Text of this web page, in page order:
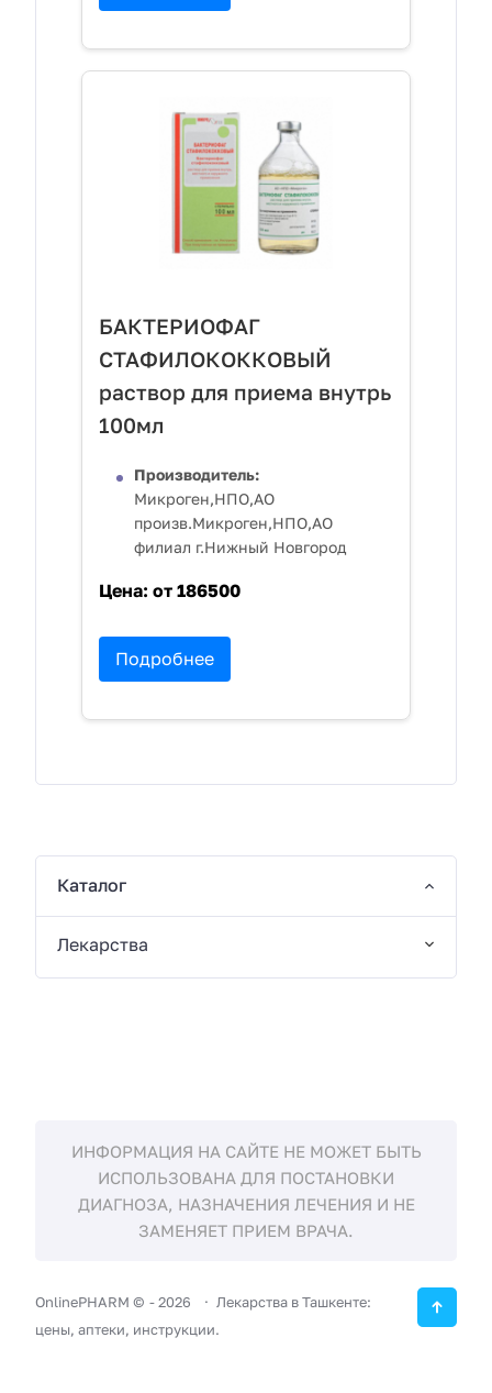
БАКТЕРИОФАГ
СТАФИЛОКОККОВЫЙ
раствор для приема внутрь
100мл
Производитель:
Микроген,НПО,АО
произв.Микроген,НПО,АО
филиал г.Нижный Новгород
Цена: от 186500
Подробнее
Каталог
Лекарства
ИНФОРМАЦИЯ НА САЙТЕ НЕ МОЖЕТ БЫТЬ
ИСПОЛЬЗОВАНА ДЛЯ ПОСТАНОВКИ
ДИАГНОЗА, НАЗНАЧЕНИЯ ЛЕЧЕНИЯ И НЕ
ЗАМЕНЯЕТ ПРИЕМ ВРАЧА.
OnlinePHARM © -2026
Лекарства в Ташкенте:
цены, аптеки, инструкции.